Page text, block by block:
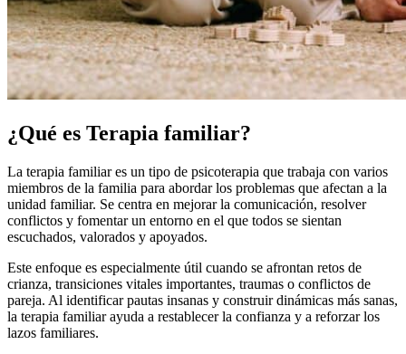
¿Qué es Terapia familiar?
La terapia familiar es un tipo de psicoterapia que trabaja con varios
miembros de la familia para abordar los problemas que afectan a la
unidad familiar. Se centra en mejorar la comunicación, resolver
conflictos y fomentar un entorno en el que todos se sientan
escuchados, valorados y apoyados.
Este enfoque es especialmente útil cuando se afrontan retos de
crianza, transiciones vitales importantes, traumas o conflictos de
pareja. Al identificar pautas insanas y construir dinámicas más sanas,
la terapia familiar ayuda a restablecer la confianza y a reforzar los
lazos familiares.